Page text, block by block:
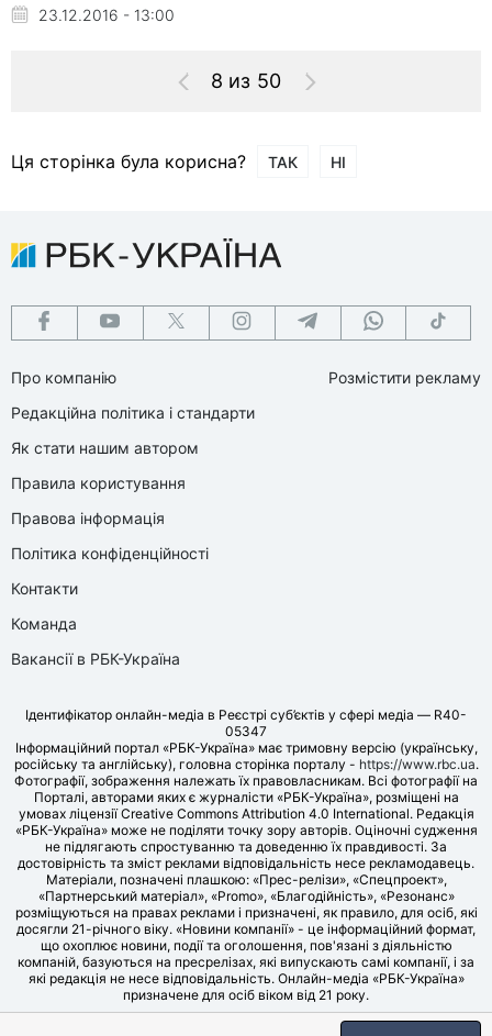
23.12.2016 - 13:00
8 из 50
Ця сторінка була корисна? ТАК НІ
Про компанію
Редакційна політика і стандарти
Як стати нашим автором
Правила користування
Правова інформація
Політика конфіденційності
Контакти
Команда
Вакансії в РБК-Україна
Розмістити рекламу
Ідентифікатор онлайн-медіа в Реєстрі суб’єктів у сфері медіа — R40-
05347
Інформаційний портал «РБК-Україна» має тримовну версію (українську,
російську та англійську), головна сторінка порталу - https://www.rbc.ua.
Фотографії, зображення належать їх правовласникам. Всі фотографії на
Порталі, авторами яких є журналісти «РБК-Україна», розміщені на
умовах ліцензії Creative Commons Attribution 4.0 International. Редакція
«РБК-Україна» може не поділяти точку зору авторів. Оціночні судження
не підлягають спростуванню та доведенню їх правдивості. За
достовірність та зміст реклами відповідальність несе рекламодавець.
Матеріали, позначені плашкою: «Прес-релізи», «Спецпроект»,
«Партнерський матеріал», «Promo», «Благодійність», «Резонанс»
розміщуються на правах реклами і призначені, як правило, для осіб, які
досягли 21-річного віку. «Новини компанії» - це інформаційний формат,
що охоплює новини, події та оголошення, пов'язані з діяльністю
компаній, базуються на пресрелізах, які випускають самі компанії, і за
які редакція не несе відповідальність. Онлайн-медіа «РБК-Україна»
призначене для осіб віком від 21 року.
© LLC «UBT MEDIA», 2006-2026.